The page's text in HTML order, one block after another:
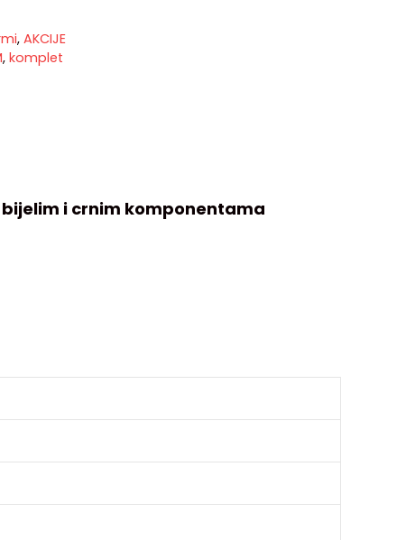
, AKCIJE
, komplet
u bijelim i crnim komponentama